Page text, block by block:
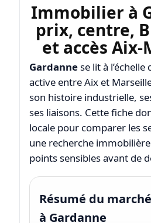
Immobilier à
prix, centre,
et accès
Gardannese lit à l’échelle
active entre Aix et
son histoire industrielle,
ses liaisons. Cette fiche
locale pour comparer les
une recherche
points sensibles avant de
Résumé du
à Gardanne